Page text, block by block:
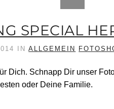
SPECIAL
INALLGEMEIN
Dich. Schnapp Dir unser
oder Deine Familie.